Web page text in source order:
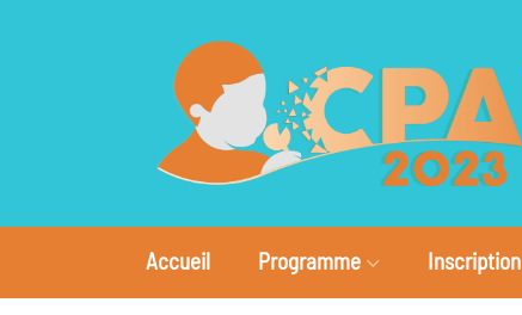
Accueil Programme Inscription